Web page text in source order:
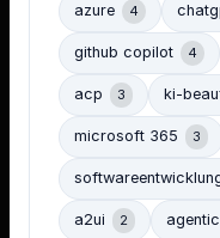
azure 4
github copilot 4
acp 3 ki-
microsoft 365 3
a2ui 2